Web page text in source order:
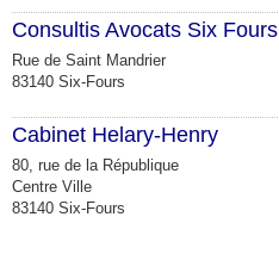
Consultis Avocats Six Fours
Rue de Saint Mandrier
83140 Six-Fours
Cabinet Helary-Henry
80, rue de la République
Centre Ville
83140 Six-Fours